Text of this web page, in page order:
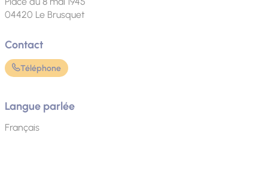
04420 Le Brusquet
Contact
Téléphone
Langue parlée
Français